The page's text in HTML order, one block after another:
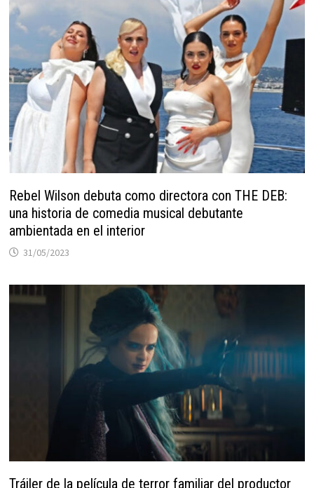
Rebel Wilson debuta como directora con THE DEB:
una historia de comedia musical debutante
ambientada en el interior
31/05/2023
Tráiler de la película de terror familiar del productor